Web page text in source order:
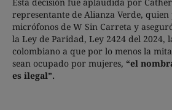
representante de Alianza Verde, quien
micrófonos de W Sin Carreta y
la Ley de Paridad, Ley 2424 del 2024,
colombiano a que por lo menos la
sean ocupado por mujeres, “el
es ilegal”.